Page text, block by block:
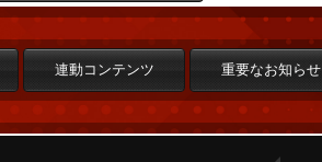
連動コンテンツ 重要なお知らせ